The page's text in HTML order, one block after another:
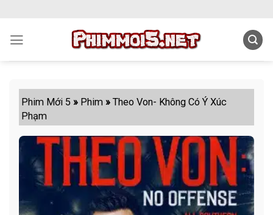
content
Phim Mới 5 » Phim »Theo Von- Không Có Ý Xúc
Phạm